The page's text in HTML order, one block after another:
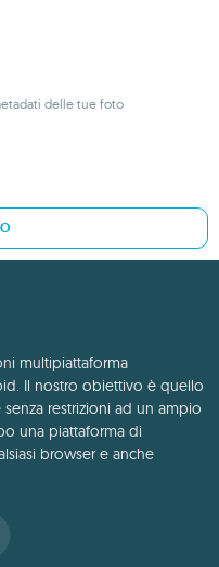
delle tue foto
multipiattaforma
Il nostro obiettivo è quello
restrizioni ad un ampio
una piattaforma di
browser e anche